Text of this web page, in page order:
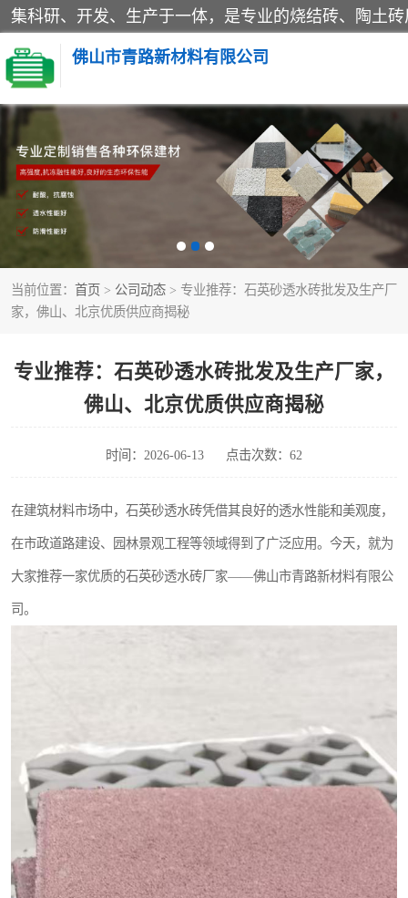
佛山市青路新材料有限公司
当前位置： 首页 > 公司动态 > 专业推荐：石英砂透水砖批发及生产厂
家，佛山、北京优质供应商揭秘
专业推荐：石英砂透水砖批发及生产厂家，
佛山、北京优质供应商揭秘
时间：2026-06-13 点击次数：62
在建筑材料市场中，石英砂透水砖凭借其良好的透水性能和美观度，
在市政道路建设、园林景观工程等领域得到了广泛应用。今天，就为
大家推荐一家优质的石英砂透水砖厂家——佛山市青路新材料有限公
司。